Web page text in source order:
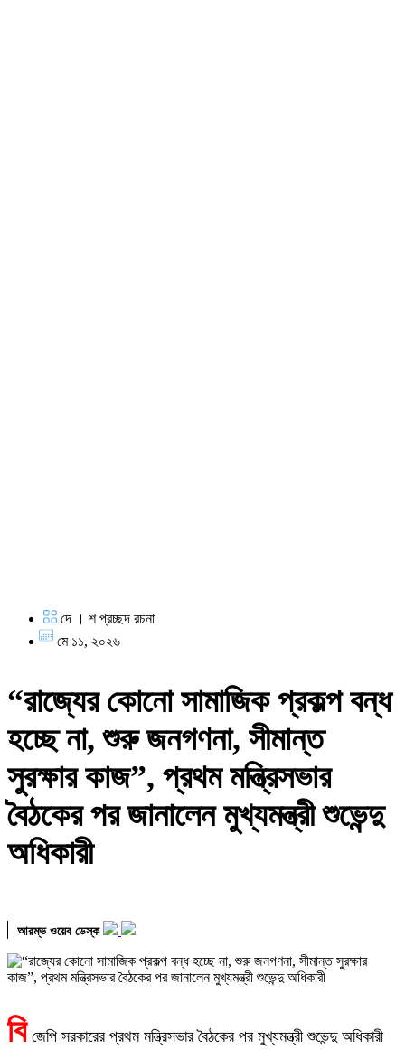
দে । শ প্রচ্ছদ রচনা
মে ১১, ২০২৬
“রাজ্যের কোনো সামাজিক প্রকল্প বন্ধ
হচ্ছে না, শুরু জনগণনা, সীমান্ত
সুরক্ষার কাজ”, প্রথম মন্ত্রিসভার
বৈঠকের পর জানালেন মুখ্যমন্ত্রী শুভেন্দু
অধিকারী
আরম্ভ ওয়েব ডেস্ক
বি জেপি সরকারের প্রথম মন্ত্রিসভার বৈঠকের পর মুখ্যমন্ত্রী শুভেন্দু অধিকারী